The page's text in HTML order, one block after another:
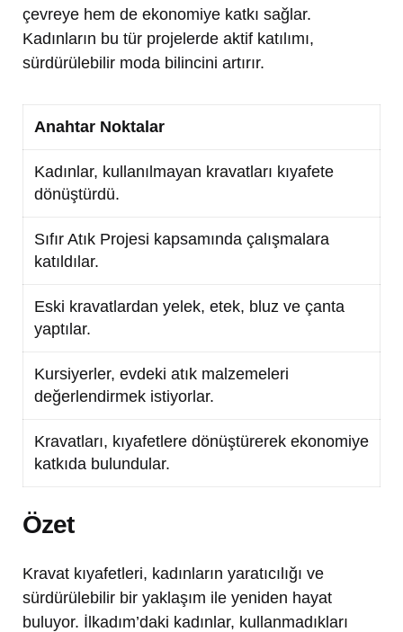
çevreye hem de ekonomiye katkı sağlar.
Kadınların bu tür projelerde aktif katılımı,
sürdürülebilir moda bilincini artırır.
Anahtar Noktalar
Kadınlar, kullanılmayan kravatları kıyafete
dönüştürdü.
Sıfır Atık Projesi kapsamında çalışmalara
katıldılar.
Eski kravatlardan yelek, etek, bluz ve çanta
yaptılar.
Kursiyerler, evdeki atık malzemeleri
değerlendirmek istiyorlar.
Kravatları, kıyafetlere dönüştürerek ekonomiye
katkıda bulundular.
Özet
Kravat kıyafetleri, kadınların yaratıcılığı ve
sürdürülebilir bir yaklaşım ile yeniden hayat
buluyor. İlkadım’daki kadınlar, kullanmadıkları